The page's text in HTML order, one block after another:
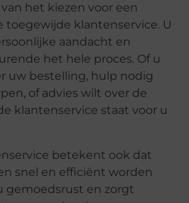
het kiezen voor een
toegewijde klantenservice. U
aandacht en
het hele proces. Of u
uw bestelling, hulp nodig
of advies wilt over de
klantenservice staat voor u
betekent ook dat
snel en efficiënt worden
gemoedsrust en zorgt